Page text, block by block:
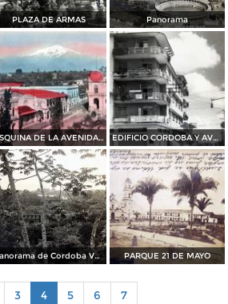
PLAZA DE ARMAS Panorama
ESQUINA DE LA AVENIDA 3 Y CALLE 2 EDIFICIO CORDOBA Y AVE.3
Panorama de Cordoba Veracruz PARQUE 21 DE MAYO
3 4 5 6
7